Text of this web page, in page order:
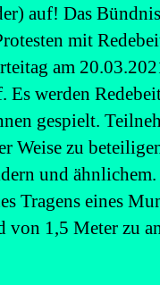
auf! Das
mit
am
werden
gespielt.
Weise zu
und
Tragens eines
von 1,5 Meter zu